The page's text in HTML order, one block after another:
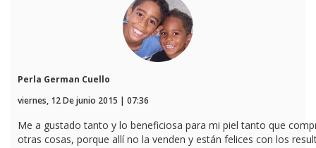
Perla German Cuello
viernes, 12 De junio 2015 | 07:36
Me a gustado tanto y lo beneficiosa para mi piel tanto que
otras cosas, porque allí no la venden y están felices con los